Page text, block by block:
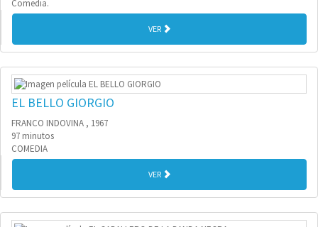
Comedia.
VER
EL BELLO GIORGIO
FRANCO INDOVINA , 1967
97 minutos
COMEDIA
VER